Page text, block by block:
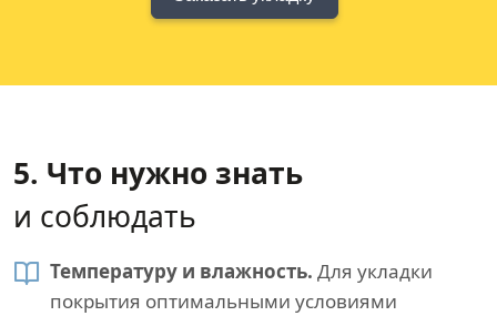
5. Что нужно знать
и соблюдать
Температуру и влажность. Для укладки
покрытия оптимальными условиями